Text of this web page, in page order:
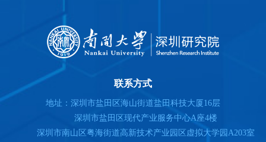
联系方式
地址：深圳市盐田区海山街道盐田科技大厦16层
深圳市盐田区现代产业服务中心A座4楼
深圳市南山区粤海街道高新技术产业园区虚拟大学园A203室